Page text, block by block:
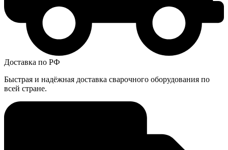
Доставка по РФ
Быстрая и надёжная доставка сварочного оборудования по
всей стране.